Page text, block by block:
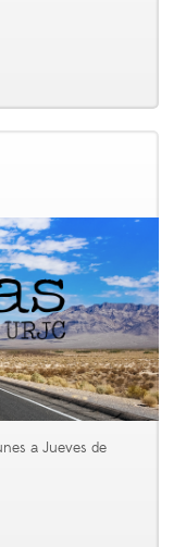
a Jueves de